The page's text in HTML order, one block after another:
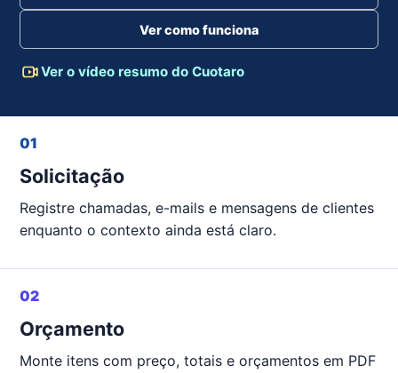
Ver como funciona
Ver o vídeo resumo do Cuotaro
01
Solicitação
Registre chamadas, e-mails e mensagens de clientes
enquanto o contexto ainda está claro.
02
Orçamento
Monte itens com preço, totais e orçamentos em PDF